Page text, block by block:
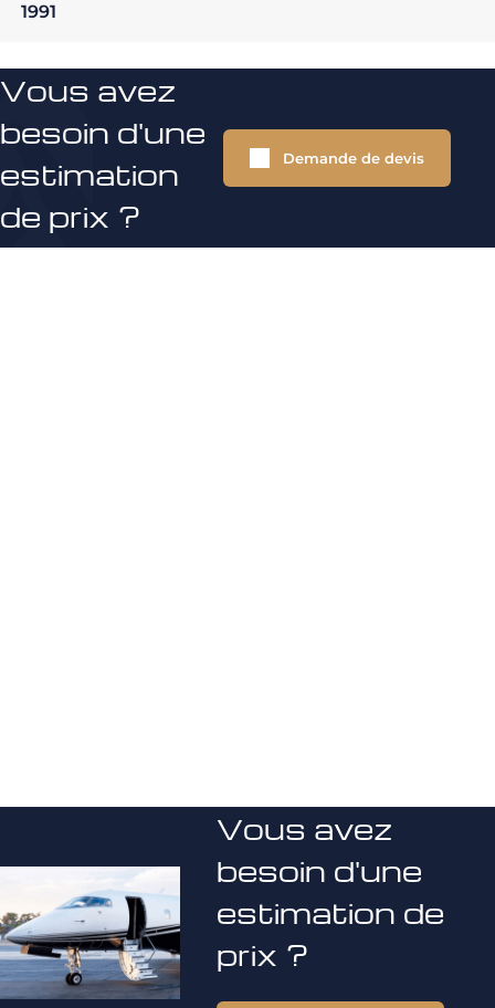
1991
Vous avez
besoin d'une
estimation
de prix ?
Demande de devis
Vous avez
besoin d'une
estimation de
prix ?